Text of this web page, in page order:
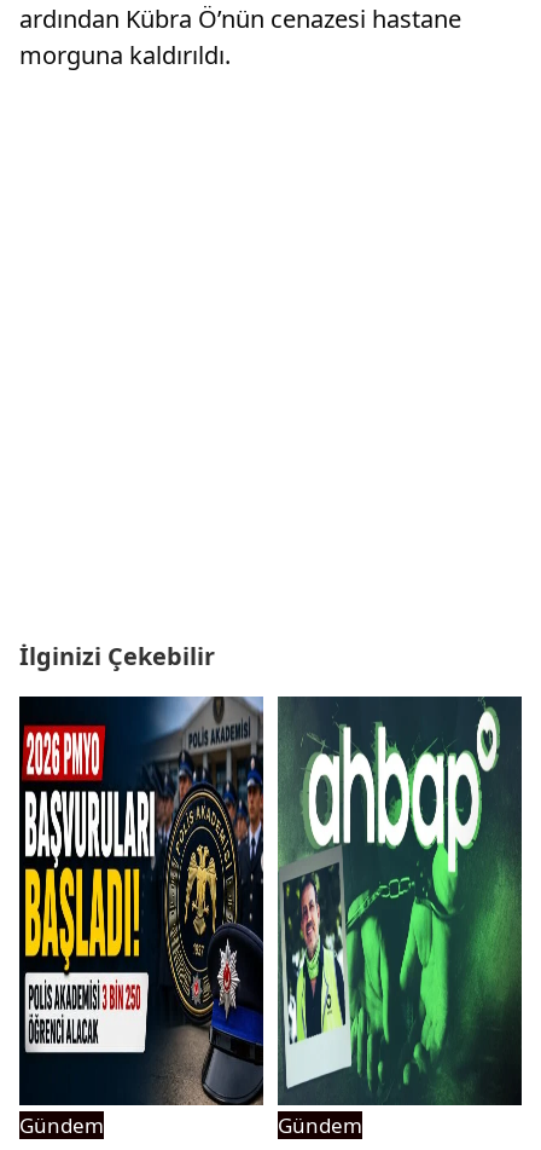
ardından Kübra Ö’nün cenazesi hastane
morguna kaldırıldı.
İlginizi Çekebilir
Gündem Gündem